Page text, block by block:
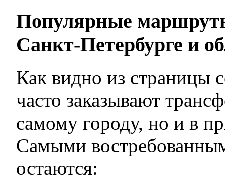
Популярные
Санкт-Петербурге и
Как видно из страницы
часто заказывают
самому городу, но и в
Самыми
остаются: